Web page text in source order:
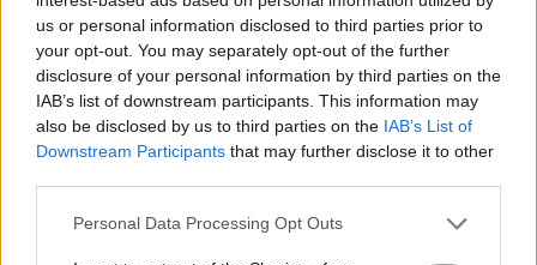
us or personal information disclosed to third parties prior to
your opt-out. You may separately opt-out of the further
disclosure of your personal information by third parties on the
IAB’s list of downstream participants. This information may
also be disclosed by us to third parties on the IAB’s List of
Downstream Participants that may further disclose it to other
Please note that this website/app uses one or more Google
Personal Data Processing Opt Outs
ρίζωσε) σε ένα αθέατο οικόπεδο στην Ανάβυσσο